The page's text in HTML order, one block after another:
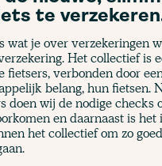
te
wat je over verzekeringen
Het collectief is
fietsers, verbonden door
belang, hun fietsen.
doen wij de nodige checks
en daarnaast is het
het collectief om zo